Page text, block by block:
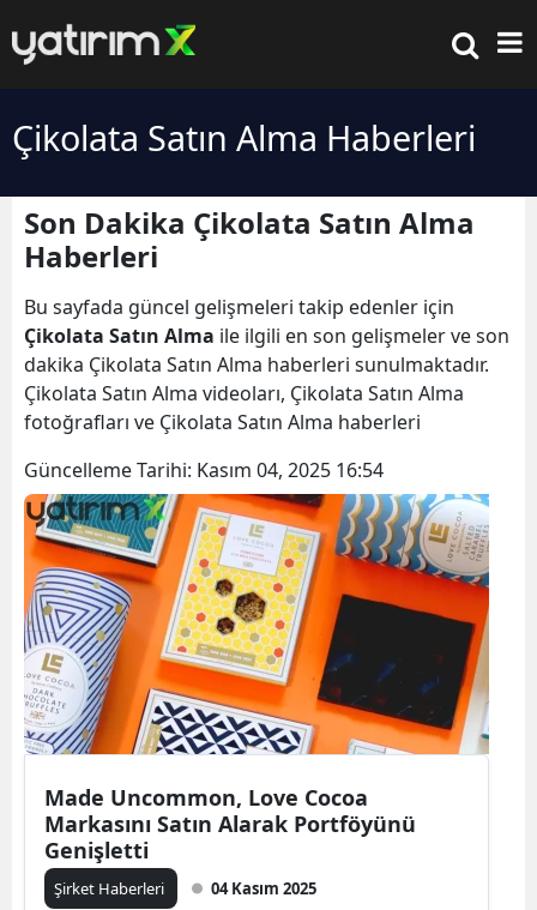
Çikolata Satın Alma Haberleri
Son Dakika Çikolata Satın Alma
Haberleri
Bu sayfada güncel gelişmeleri takip edenler için
Çikolata Satın Alma ile ilgili en son gelişmeler ve son
dakika Çikolata Satın Alma haberleri sunulmaktadır.
Çikolata Satın Alma videoları, Çikolata Satın Alma
fotoğrafları ve Çikolata Satın Alma haberleri
Güncelleme Tarihi: Kasım 04, 2025 16:54
Made Uncommon, Love Cocoa
Markasını Satın Alarak Portföyünü
Genişletti
Şirket Haberleri 04 Kasım 2025